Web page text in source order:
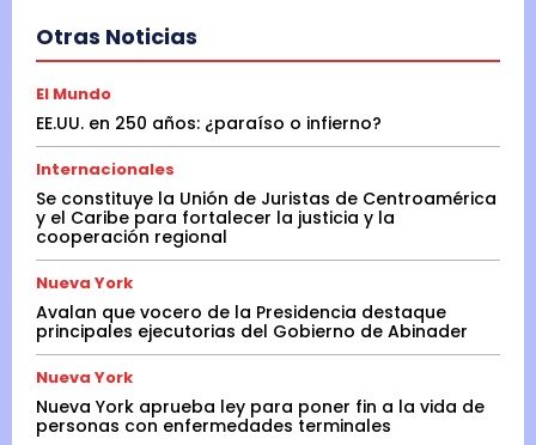
Otras Noticias
El Mundo
EE.UU. en 250 años: ¿paraíso o infierno?
Internacionales
Se constituye la Unión de Juristas de Centroamérica
y el Caribe para fortalecer la justicia y la
cooperación regional
Nueva York
Avalan que vocero de la Presidencia destaque
principales ejecutorias del Gobierno de Abinader
Nueva York
Nueva York aprueba ley para poner fin a la vida de
personas con enfermedades terminales